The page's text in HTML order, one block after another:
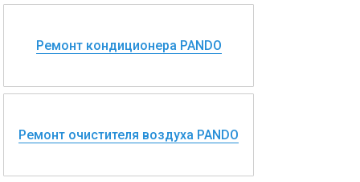
Ремонт кондиционера PANDO
Ремонт очистителя воздуха PANDO